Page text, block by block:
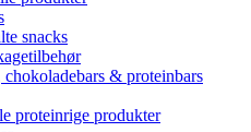
snacks
chokoladebars & proteinbars
proteinrige produkter